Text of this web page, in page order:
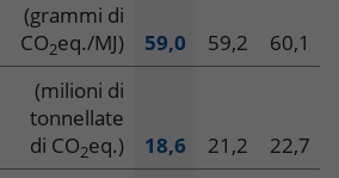
(grammi di
CO2eq./MJ) 59,0 59,2
60,1
(milioni di
tonnellate
di CO2eq.) 18,6 21,2
22,7